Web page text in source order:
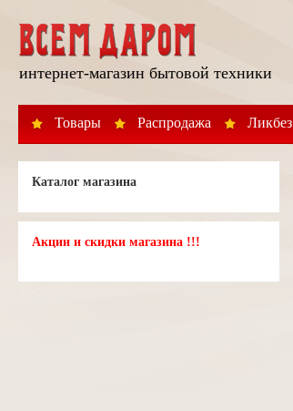
интернет-магазин бытовой техники
Товары Распродажа Ликбез
Каталог магазина
Акции и скидки магазина !!!